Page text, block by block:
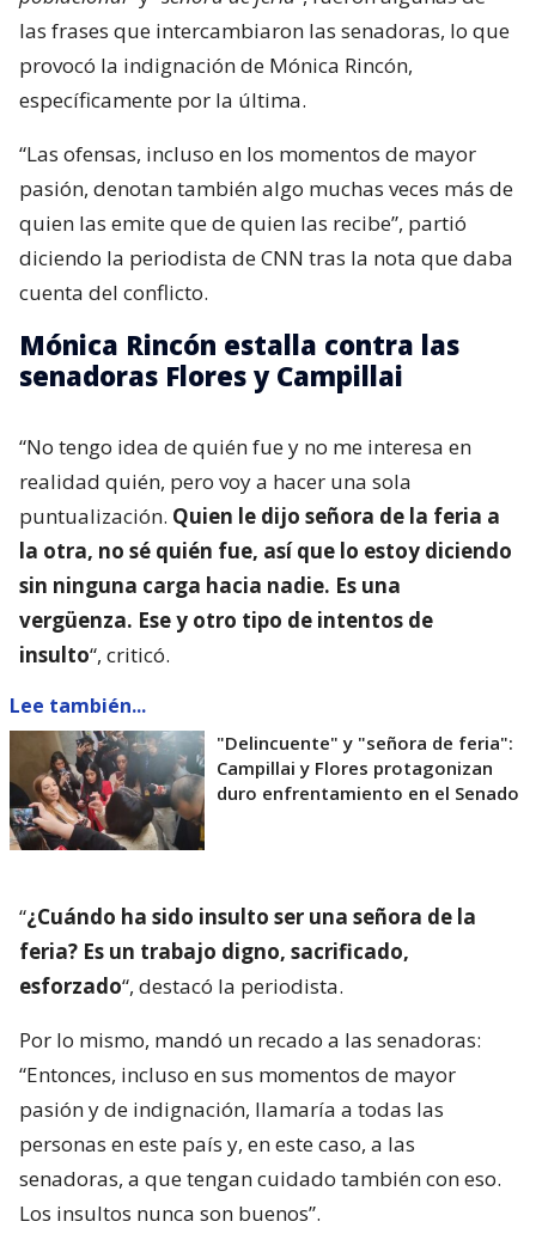
las frases que intercambiaron las senadoras, lo que
provocó la indignación de Mónica Rincón,
específicamente por la última.
“Las ofensas, incluso en los momentos de mayor
pasión, denotan también algo muchas veces más de
quien las emite que de quien las recibe”, partió
diciendo la periodista de CNN tras la nota que daba
cuenta del conflicto.
Mónica Rincón estalla contra las
senadoras Flores y Campillai
“No tengo idea de quién fue y no me interesa en
realidad quién, pero voy a hacer una sola
puntualización. Quien le dijo señora de la feria a
la otra, no sé quién fue, así que lo estoy diciendo
sin ninguna carga hacia nadie. Es una
vergüenza. Ese y otro tipo de intentos de
insulto“, criticó.
Lee también...
"Delincuente" y "señora de feria":
Campillai y Flores protagonizan
duro enfrentamiento en el Senado
“¿Cuándo ha sido insulto ser una señora de la
feria? Es un trabajo digno, sacrificado,
esforzado“, destacó la periodista.
Por lo mismo, mandó un recado a las senadoras:
“Entonces, incluso en sus momentos de mayor
pasión y de indignación, llamaría a todas las
personas en este país y, en este caso, a las
senadoras, a que tengan cuidado también con eso.
Los insultos nunca son buenos”.